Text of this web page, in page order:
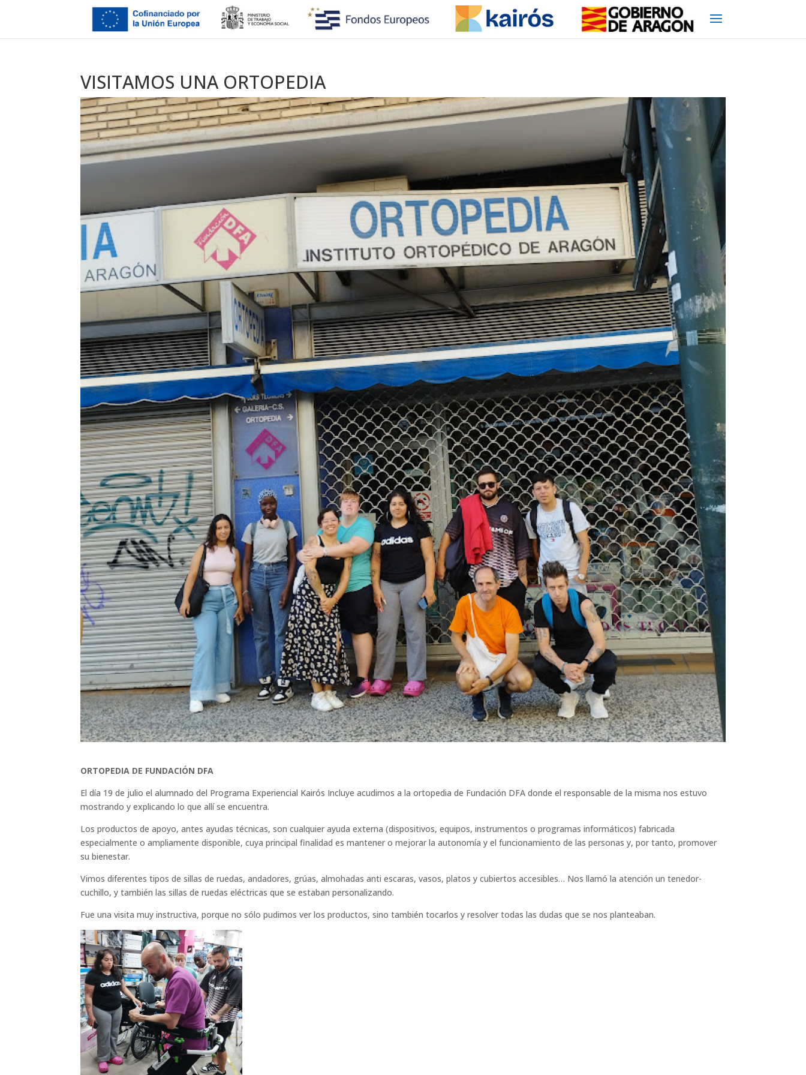
VISITAMOS UNA ORTOPEDIA
ORTOPEDIA DE FUNDACIÓN DFA
El día 19 de julio el alumnado del Programa Experiencial Kairós Incluye acudimos a la ortopedia de Fundación DFA donde el responsable de la misma nos estuvo
mostrando y explicando lo que allí se encuentra.
Los productos de apoyo, antes ayudas técnicas, son cualquier ayuda externa (dispositivos, equipos, instrumentos o programas informáticos) fabricada
especialmente o ampliamente disponible, cuya principal finalidad es mantener o mejorar la autonomía y el funcionamiento de las personas y, por tanto, promover
su bienestar.
Vimos diferentes tipos de sillas de ruedas, andadores, grúas, almohadas anti escaras, vasos, platos y cubiertos accesibles… Nos llamó la atención un tenedor-
cuchillo, y también las sillas de ruedas eléctricas que se estaban personalizando.
Fue una visita muy instructiva, porque no sólo pudimos ver los productos, sino también tocarlos y resolver todas las dudas que se nos planteaban.